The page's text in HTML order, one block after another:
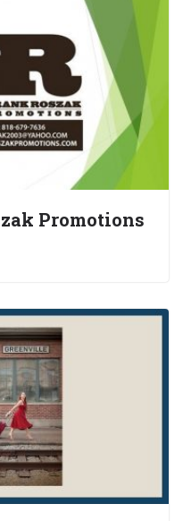
Promotions